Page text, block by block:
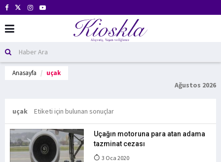
Anasayfa uçak
Ağustos 2026
uçak Etiketi için bulunan sonuçlar
Uçağın motoruna para atan adama
tazminat cezası
3 Oca 2020